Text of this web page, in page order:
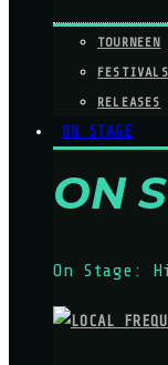
TOURNEEN
FESTIVALS
RELEASES
ON STAGE
ON
On Stage: